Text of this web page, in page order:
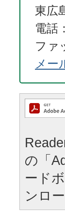
東広
電話
ファ
メー
の「
ード
ンロ